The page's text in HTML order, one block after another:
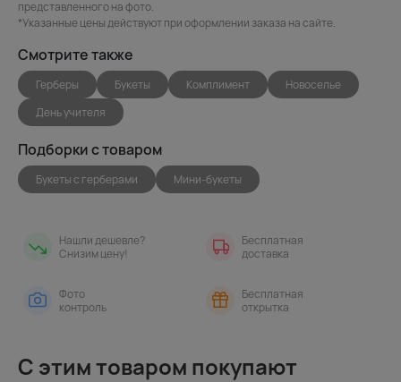
представленного на фото.
*Указанные цены действуют при оформлении заказа на сайте.
Смотрите также
Герберы Букеты Комплимент
Новоселье
День учителя
Подборки с товаром
Букеты с герберами Мини-букеты
Нашли дешевле?
Снизим цену!
Бесплатная
доставка
Фото
контроль
Бесплатная
открытка
С этим товаром покупают